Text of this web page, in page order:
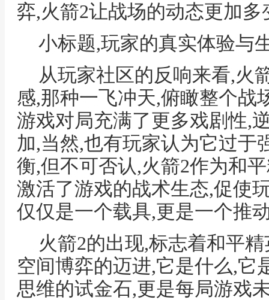
弈,火箭2让战场的动态更加
小标题,玩家的真实体验与
从玩家社区的反响来看,火
感,那种一飞冲天,俯瞰整个战
游戏对局充满了更多戏剧性,
加,当然,也有玩家认为它过于
衡,但不可否认,火箭2作为和
激活了游戏的战术生态,促使
仅仅是一个载具,更是一个推
火箭2的出现,标志着和平
空间博弈的迈进,它是什么,它
思维的试金石,更是每局游戏